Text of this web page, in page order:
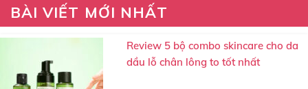
BÀI VIẾT MỚI NHẤT
Review 5 bộ combo skincare cho da
dầu lỗ chân lông to tốt nhất